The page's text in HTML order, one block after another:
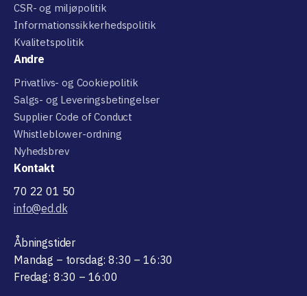
CSR- og miljøpolitik
Informationssikkerhedspolitik
Kvalitetspolitik
Andre
Privatlivs- og Cookiepolitik
Salgs- og Leveringsbetingelser
Supplier Code of Conduct
Whistleblower-ordning
Nyhedsbrev
Kontakt
70 22 01 50
info@ed.dk
Åbningstider
Mandag – torsdag: 8:30 – 16:30
Fredag: 8:30 – 16:00